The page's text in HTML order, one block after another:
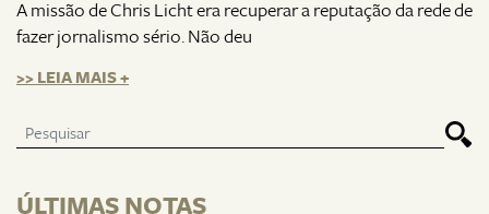
A missão de Chris Licht era recuperar a reputação da rede de
fazer jornalismo sério. Não deu
>> LEIA MAIS +
ÚLTIMAS NOTAS